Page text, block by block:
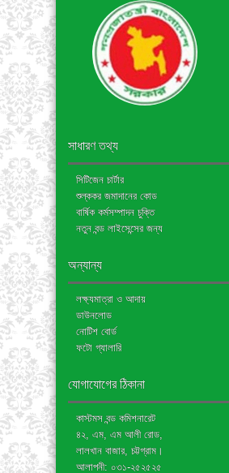
সাধারণ তথ্য
সিটিজেন চার্টার
শুল্ককর জমাদানের কোড
বার্ষিক কর্মসম্পাদন চুক্তি
নতুন বন্ড লাইসেন্সের জন্য
অন্যান্য
লক্ষ্যমাত্রা ও আদায়
ডাউনলোড
নোটিশ বোর্ড
ফটো গ্যালারি
যোগাযোগের ঠিকানা
কাস্টমস বন্ড কমিশনারেট
৪২, এম, এম আলী রোড,
লালখান বাজার, চট্টগ্রাম।
আলাপনী: ০৩১-২৫২৫২৫